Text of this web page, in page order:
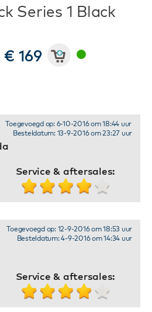
Series 1 Black
€ 169
Toegevoegd op: 6-10-2016 om 18:44 uur
Besteldatum: 13-9-2016 om 23:27 uur
Service & aftersales:
Toegevoegd op: 12-9-2016 om 18:53 uur
Besteldatum: 4-9-2016 om 14:34 uur
Service & aftersales: